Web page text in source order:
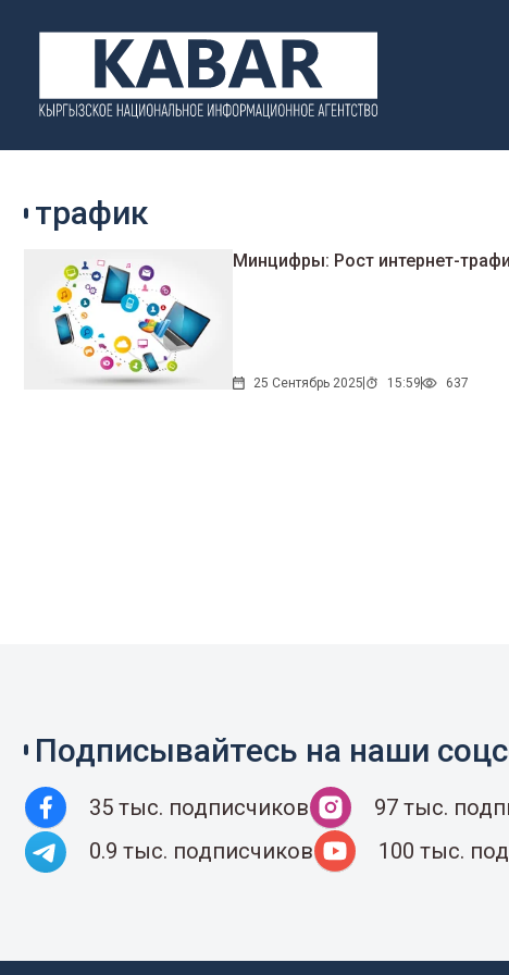
трафик
Минцифры: Рост интернет-
25 Сентябрь 2025 15:59 637
Подписывайтесь на наши
35 тыс. подписчиков
97 тыс.
0.9 тыс. подписчиков
100 тыс.